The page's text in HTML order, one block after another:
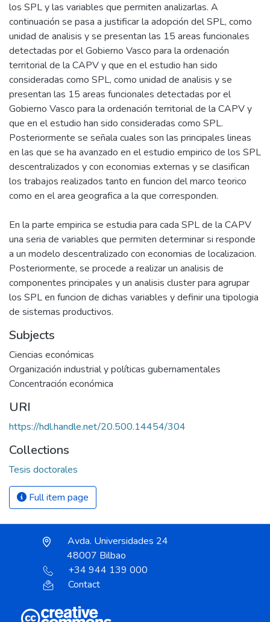
los SPL y las variables que permiten analizarlas. A
continuación se pasa a justificar la adopción del SPL, como
unidad de analisis y se presentan las 15 areas funcionales
detectadas por el Gobierno Vasco para la ordenación
territorial de la CAPV y que en el estudio han sido
consideradas como SPL, como unidad de analisis y se
presentan las 15 areas funcionales detectadas por el
Gobierno Vasco para la ordenación territorial de la CAPV y
que en el estudio han sido consideradas como SPL.
Posteriormente se señala cuales son las principales lineas
en las que se ha avanzado en el estudio empirico de los SPL
descentralizados y con economias externas y se clasifican
los trabajos realizados tanto en funcion del marco teorico
como en el area geografica a la que corresponden.
En la parte empirica se estudia para cada SPL de la CAPV
una seria de variables que permiten determinar si responde
a un modelo descentralizado con economias de localizacion.
Posteriormente, se procede a realizar un analisis de
componentes principales y un analisis cluster para agrupar
los SPL en funcion de dichas variables y definir una tipologia
de sistemas productivos.
Subjects
Ciencias económicas
Organización industrial y políticas gubernamentales
Concentración económica
URI
https://hdl.handle.net/20.500.14454/304
Collections
Tesis doctorales
Full item page
Avda. Universidades 24
48007 Bilbao
+34 944 139 000
Contact